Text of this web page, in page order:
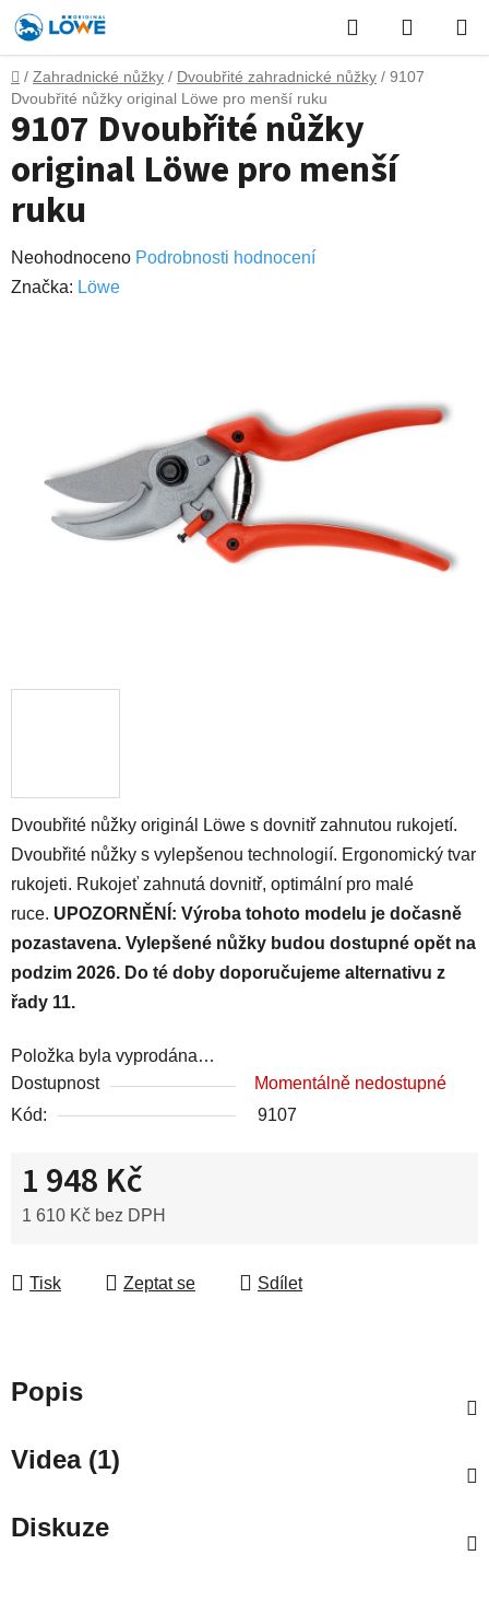
Přejít
na
obsah
Hledat
KOŠÍK
Domů
/ Zahradnické nůžky / Dvoubřité zahradnické nůžky / 9107
Dvoubřité nůžky original Löwe pro menší ruku
Dvoubřité nůžky originál Löwe s dovnitř zahnutou rukojetí.
Dvoubřité nůžky s vylepšenou technologií. Ergonomický tvar
rukojeti. Rukojeť zahnutá dovnitř, optimální pro malé
ruce. UPOZORNĚNÍ: Výroba tohoto modelu je dočasně
pozastavena. Vylepšené nůžky budou dostupné opět na
podzim 2026. Do té doby doporučujeme alternativu z
řady 11.
Položka byla vyprodána…
Dostupnost
Momentálně nedostupné
Kód:
9107
1 948 Kč
1 610 Kč bez DPH
Tisk
Zeptat se Sdílet
9107 Dvoubřité nůžky
original Löwe pro menší
ruku
Průměrné
hodnocení
hvězdiček.
Neohodnoceno Podrobnosti hodnocení
Značka: Lӧwe
Popis
Videa (1)
Diskuze